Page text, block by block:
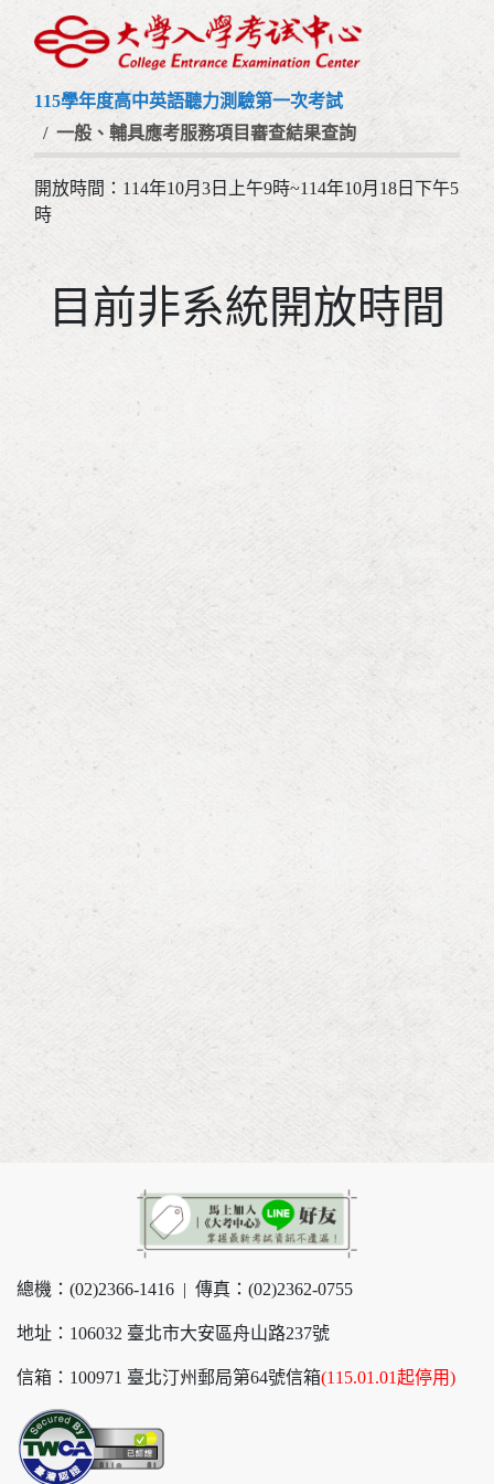
115學年度高中英語聽力測驗第一次考試
一般、輔具應考服務項目審查結果查詢
開放時間：114年10月3日上午9時~114年10月18日下午5
時
目前非系統開放時間
總機：(02)2366-1416 | 傳真：(02)2362-0755
地址：106032 臺北市大安區舟山路237號
信箱：100971 臺北汀州郵局第64號信箱(115.01.01起停用)